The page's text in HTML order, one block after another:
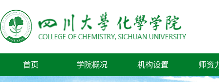
首页 学院概况 机构设置 师资